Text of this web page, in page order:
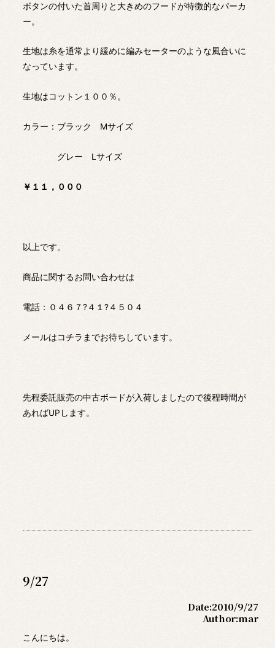
ボタンの付いた首周りと大きめのフードが特徴的なパーカ
ー。
生地は糸を通常より緩めに編みセーターのような風合いに
なっています。
生地はコットン１００％。
カラー：ブラック Mサイズ
グレー Lサイズ
￥１１，０００
以上です。
商品に関するお問い合わせは
電話：０４６７?４１?４５０４
メールはコチラ までお待ちしています。
先程委託販売の中古ボードが入荷しましたので後程時間が
あればUPします。
9/27
Date:2010/9/27
Author:mar
こんにちは。